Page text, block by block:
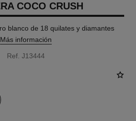
COCO CRUSH
blanco de 18 quilates y diamantes
Más información
Ref. J13444